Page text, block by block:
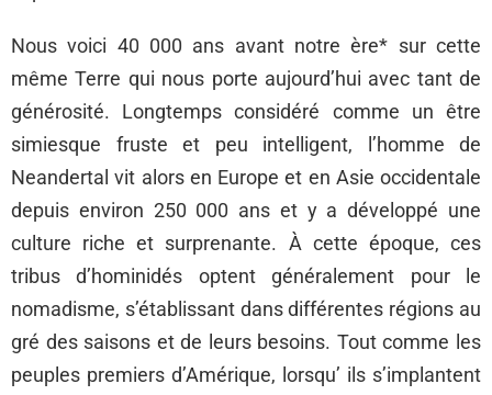
Nous voici 40 000 ans avant notre ère* sur cette
même Terre qui nous porte aujourd’hui avec tant de
générosité. Longtemps considéré comme un être
simiesque fruste et peu intelligent, l’homme de
Neandertal vit alors en Europe et en Asie occidentale
depuis environ 250 000 ans et y a développé une
culture riche et surprenante. À cette époque, ces
tribus d’hominidés optent généralement pour le
nomadisme, s’établissant dans différentes régions au
gré des saisons et de leurs besoins. Tout comme les
peuples premiers d’Amérique, lorsqu’ ils s’implantent